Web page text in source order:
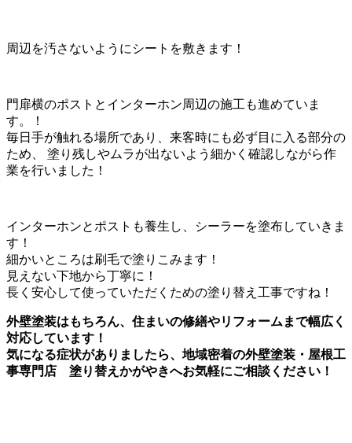
周辺を汚さないようにシートを敷きます！
門扉横のポストとインターホン周辺の施工も進めていま
す。！
毎日手が触れる場所であり、来客時にも必ず目に入る部分の
ため、 塗り残しやムラが出ないよう細かく確認しながら作
業を行いました！
インターホンとポストも養生し、シーラーを塗布していきま
す！
細かいところは刷毛で塗りこみます！
見えない下地から丁寧に！
長く安心して使っていただくための塗り替え工事ですね！
外壁塗装はもちろん、住まいの修繕やリフォームまで幅広く
対応しています！
気になる症状がありましたら、地域密着の外壁塗装・屋根工
事専門店 塗り替えかがやきへお気軽にご相談ください！